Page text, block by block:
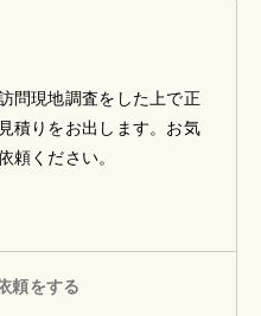
問現地調査をした上で正
積りをお出します。お気
頼ください。
頼をする